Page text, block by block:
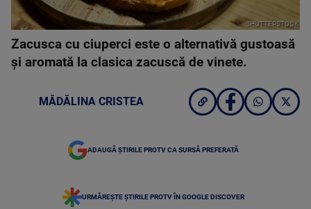
SHUTTERSTOCK
Zacusca cu ciuperci este o alternativă gustoasă
și aromată la clasica zacuscă de vinete.
MĂDĂLINA CRISTEA
ADAUGĂ ȘTIRILE PROTV CA SURSĂ PREFERATĂ
URMĂREȘTE ȘTIRILE PROTV ÎN GOOGLE DISCOVER